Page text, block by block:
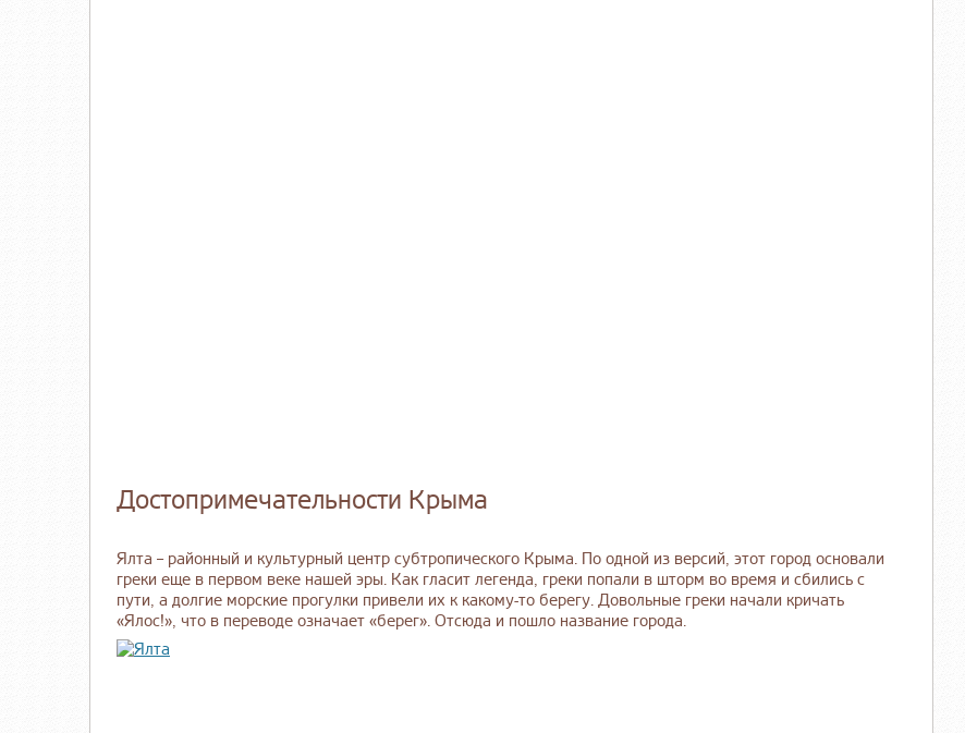
Достопримечательности Крыма
Ялта – районный и культурный центр субтропического Крыма. По одной из версий, этот город основали
греки еще в первом веке нашей эры. Как гласит легенда, греки попали в шторм во время и сбились с
пути, а долгие морские прогулки привели их к какому-то берегу. Довольные греки начали кричать
«Ялос!», что в переводе означает «берег». Отсюда и пошло название города.